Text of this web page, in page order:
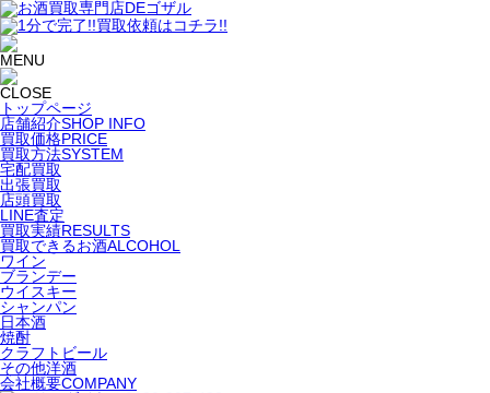
トップページ
店舗紹介SHOP INFO
買取価格PRICE
買取方法SYSTEM
宅配買取
出張買取
店頭買取
LINE査定
買取実績RESULTS
買取できるお酒ALCOHOL
ワイン
ブランデー
ウイスキー
シャンパン
日本酒
焼酎
クラフトビール
その他洋酒
会社概要COMPANY